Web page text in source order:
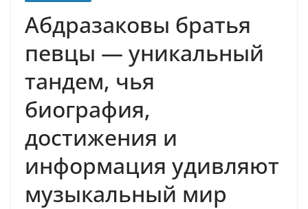
Абдразаковы братья
певцы — уникальный
тандем, чья
биография,
достижения и
информация удивляют
музыкальный мир